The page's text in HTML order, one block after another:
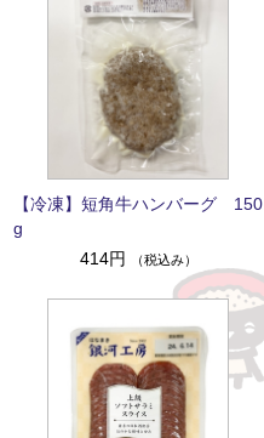
【冷凍】短角牛ハンバーグ 150
g
414円
（税込み）